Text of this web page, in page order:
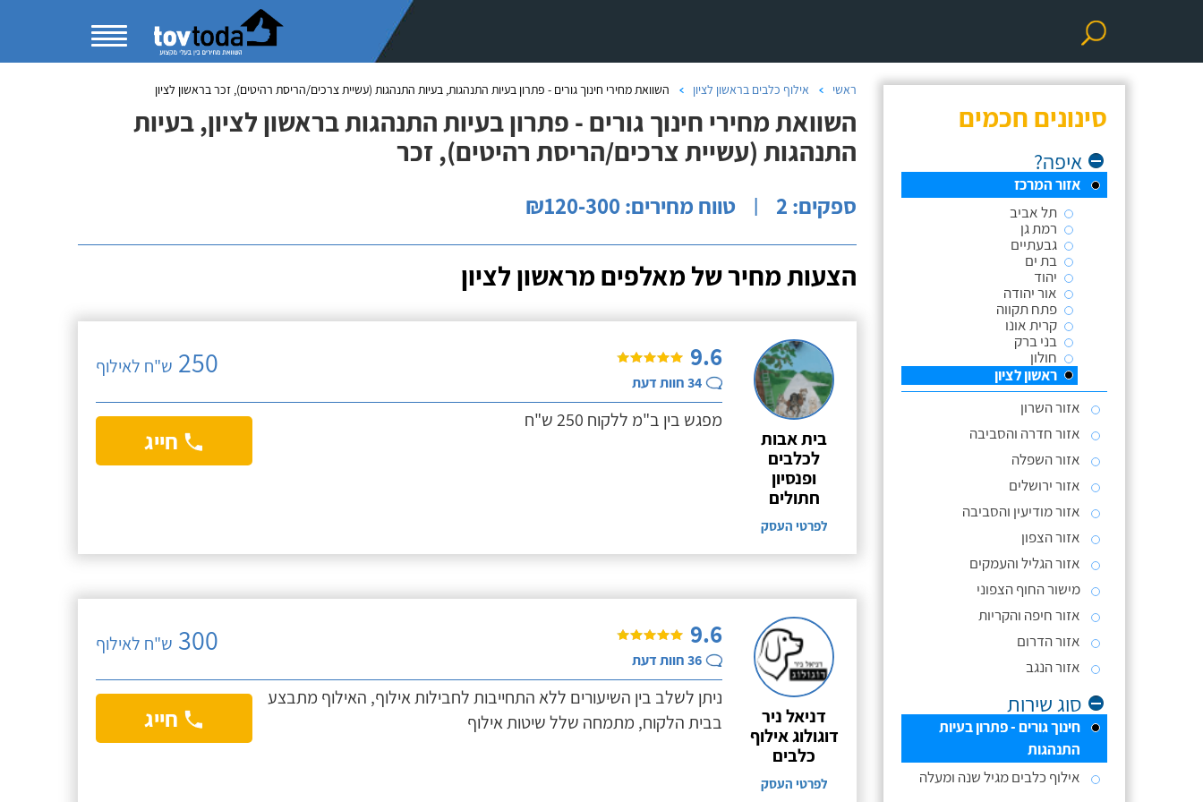
סינונים חכמים
איפה?
אזור המרכז
תל אביב
רמת גן
גבעתיים
בת ים
יהוד
אור יהודה
פתח תקווה
קרית אונו
בני ברק
חולון
ראשון לציון
אזור השרון
אזור חדרה והסביבה
אזור השפלה
אזור ירושלים
אזור מודיעין והסביבה
אזור הצפון
אזור הגליל והעמקים
מישור החוף הצפוני
אזור חיפה והקריות
אזור הדרום
אזור הנגב
סוג שירות
חינוך גורים - פתרון בעיות
התנהגות
אילוף כלבים מגיל שנה ומעלה
ראשי אילוף כלבים בראשון לציון השוואת מחירי חינוך גורים - פתרון בעיות התנהגות, בעיות התנהגות (עשיית צרכים/הריסת רהיטים), זכר בראשון לציון
השוואת מחירי חינוך גורים - פתרון בעיות התנהגות בראשון לציון, בעיות
התנהגות (עשיית צרכים/הריסת רהיטים), זכר
ספקים: 2 | טווח מחירים: ₪120-300
הצעות מחיר של מאלפים מראשון לציון
בית אבות
לכלבים
ופנסיון
חתולים
לפרטי העסק
9.6
34חוות דעת
250 ש"ח לאילוף
מפגש בין ב"מ ללקוח 250 ש"ח
חייג
דניאל ניר
דוגולוג אילוף
כלבים
לפרטי העסק
9.6
36חוות דעת
300 ש"ח לאילוף
ניתן לשלב בין השיעורים ללא התחייבות לחבילות אילוף, האילוף מתבצע
בבית הלקוח, מתמחה שלל שיטות אילוף
חייג